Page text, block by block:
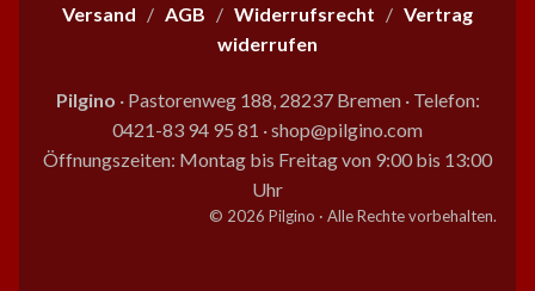
Versand / AGB / Widerrufsrecht / Vertrag
widerrufen
Pilgino · Pastorenweg 188, 28237 Bremen ·Telefon:
0421-83 94 95 81 ·shop@pilgino.com
Öffnungszeiten: Montag bis Freitag von 9:00 bis 13:00
Uhr
© 2026 Pilgino · Alle Rechte vorbehalten.